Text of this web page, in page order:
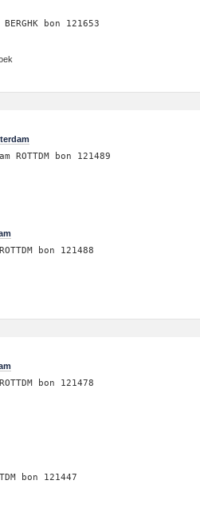
bon 121653
ROTTDM bon 121489
bon 121488
bon 121478
bon 121447